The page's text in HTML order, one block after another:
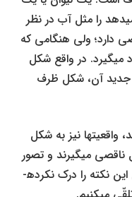
را مثل آب در نظر
دارد؛ ولی هنگامی که
در واقع شکل
جدید آن، شکل ظرف
واقعیت­ها نیز به شکل
ناقصی می­گیرند و تصور
ناقصی را برای ما می­سازند. ما نیز چون این نکته را درک نکرده­